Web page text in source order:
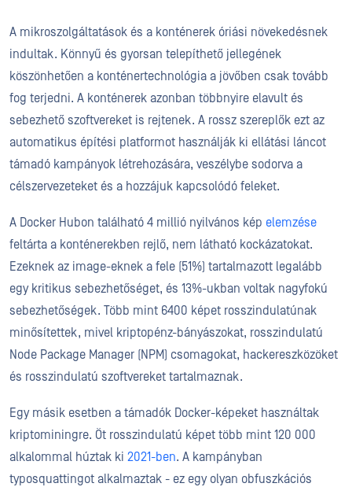
A mikroszolgáltatások és a konténerek óriási növekedésnek
indultak. Könnyű és gyorsan telepíthető jellegének
köszönhetően a konténertechnológia a jövőben csak tovább
fog terjedni. A konténerek azonban többnyire elavult és
sebezhető szoftvereket is rejtenek. A rossz szereplők ezt az
automatikus építési platformot használják ki ellátási láncot
támadó kampányok létrehozására, veszélybe sodorva a
célszervezeteket és a hozzájuk kapcsolódó feleket.
A Docker Hubon található 4 millió nyilvános kép elemzése
feltárta a konténerekben rejlő, nem látható kockázatokat.
Ezeknek az image-eknek a fele (51%) tartalmazott legalább
egy kritikus sebezhetőséget, és 13%-ukban voltak nagyfokú
sebezhetőségek. Több mint 6400 képet rosszindulatúnak
minősítettek, mivel kriptopénz-bányászokat, rosszindulatú
Node Package Manager (NPM) csomagokat, hackereszközöket
és rosszindulatú szoftvereket tartalmaznak.
Egy másik esetben a támadók Docker-képeket használtak
kriptominingre. Öt rosszindulatú képet több mint 120 000
alkalommal húztak ki 2021-ben. A kampányban
typosquattingot alkalmaztak - ez egy olyan obfuszkációs